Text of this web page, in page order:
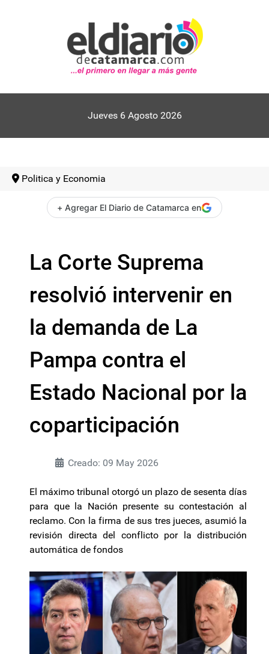
Jueves 6 Agosto 2026
Politica y Economia
+ Agregar El Diario de Catamarca en
La Corte Suprema
resolvió intervenir en
la demanda de La
Pampa contra el
Estado Nacional por la
coparticipación
Creado: 09 May 2026
El máximo tribunal otorgó un plazo de sesenta días
para que la Nación presente su contestación al
reclamo. Con la firma de sus tres jueces, asumió la
revisión directa del conflicto por la distribución
automática de fondos